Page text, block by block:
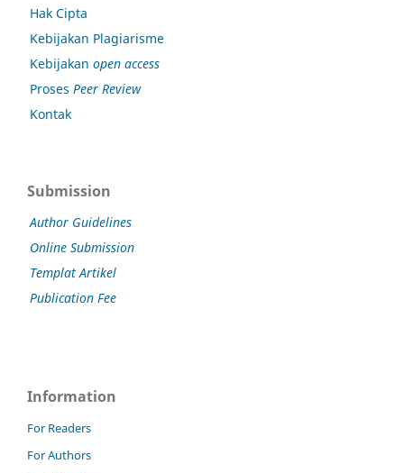
Hak Cipta
Kebijakan Plagiarisme
Kebijakan open access
Proses Peer Review
Kontak
Submission
Author Guidelines
Online Submission
Templat Artikel
Publication Fee
Information
For Readers
For Authors